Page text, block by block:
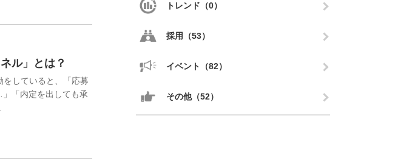
ル」とは？
をしていると、「応募
「内定を出しても承
トレンド（0）
採用（53）
イベント（82）
その他（52）